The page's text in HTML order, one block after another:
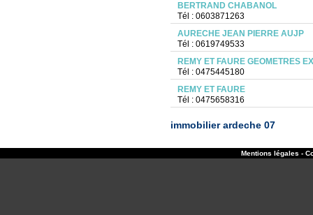
BERTRAND CHABANOL
Tél : 0603871263
AURECHE JEAN PIERRE AUJP
Tél : 0619749533
REMY ET FAURE GEOMETRES
Tél : 0475445180
REMY ET FAURE
Tél : 0475658316
immobilier ardeche 07
Mentions légales -